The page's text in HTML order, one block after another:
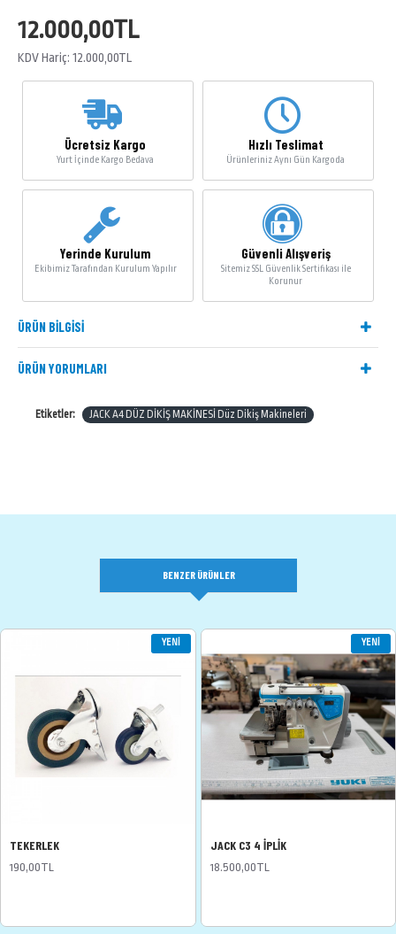
12.000,00TL
KDV Hariç: 12.000,00TL
Ücretsiz Kargo
Yurt İçinde Kargo Bedava
Hızlı Teslimat
Ürünleriniz Aynı Gün Kargoda
Yerinde Kurulum
Ekibimiz Tarafından Kurulum Yapılır
Güvenli Alışveriş
Sitemiz SSL Güvenlik Sertifikası ile
Korunur
ÜRÜN BILGISI
ÜRÜN YORUMLARI
Etiketler: JACK A4 DÜZ DİKİŞ MAKİNESİ Düz Dikiş Makineleri
BENZER ÜRÜNLER
YENI
TEKERLEK
190,00TL
YENI
JACK C3 4 İPLİK
18.500,00TL